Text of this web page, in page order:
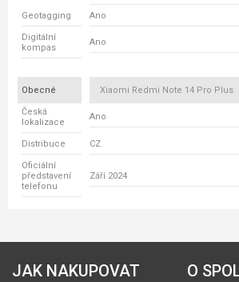
Geotagging Ano
Digitální
kompas
Ano
Obecné Xiaomi Redmi Note 14 Pro Plus
Česká
lokalizace
Ano
Distribuce CZ
Oficiální
představení
telefonu
Září 2024
JAK NAKUPOVAT O